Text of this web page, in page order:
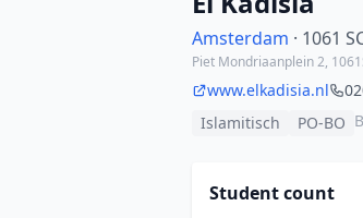
Amsterdam · 1061
Piet Mondriaanplein 2,
www.elkadisia.nl
Islamitisch
PO-BO
Student count